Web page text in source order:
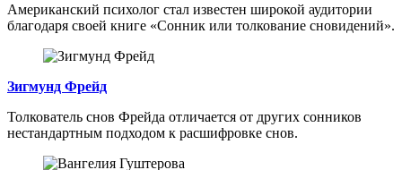
Американский психолог стал известен широкой аудитории
благодаря своей книге «Сонник или толкование сновидений».
Зигмунд Фрейд
Толкователь снов Фрейда отличается от других сонников
нестандартным подходом к расшифровке снов.